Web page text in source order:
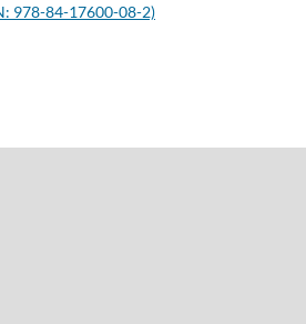
978-84-17600-08-2)